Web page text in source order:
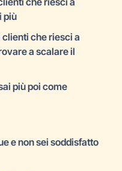
più
che riesci a
a scalare il
più poi come
e non sei soddisfatto